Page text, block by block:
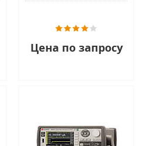
Цена по запросу